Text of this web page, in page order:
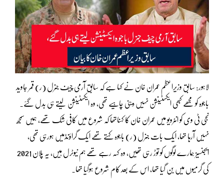
لاہور: سابق وزیراعظم عمران خان نے کہا ہے کہ سابق آرمی چیف جنرل (ر) قمر جاوید
باجوہ کو مجھے کبھی ایکسٹینشن نہیں دینی چاہیے تھی، وہ ایکسٹینشن لیتے ہی بدل گئے۔
نجی ٹی وی کو انٹرویو میں عمران خان کا کہناتھا کہ شروع میں کافی شک تھے، ہمیں سمجھ
نہیں آرہا تھا، ایک بات جنرل (ر) باجوہ کہتے تھے ایک گراؤنڈمیں ہورہی تھی،
ایجنسیز ہمارے لوگوں کو توڑ رہی تھیں، وہ کہہ رہے تھے ہم نیوٹرل ہیں، یہ پلان 2021
کی گرمیوں میں بن گیا تھا، اس کے بعد کام شروع ہوگیا تھا۔